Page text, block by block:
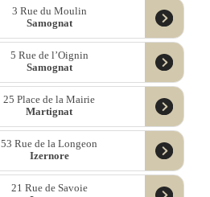
3 Rue du Moulin
Samognat
5 Rue de l’Oignin
Samognat
25 Place de la Mairie
Martignat
53 Rue de la Longeon
Izernore
21 Rue de Savoie